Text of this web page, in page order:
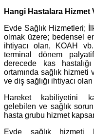
Hangi Hastalara Hizmet
Evde Sağlık Hizmetleri;
olmak üzere; bedensel
ihtiyacı olan, KOAH
terminal dönem
derecede kas
ortamında sağlık hizmeti
ve diş sağlığı ihtiyacı
Hareket kabiliyetini
gelebilen ve sağlık
hasta grubu hizmet
Evde sağlık hizmeti